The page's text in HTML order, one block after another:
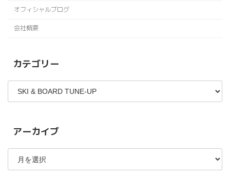
オフィシャルブログ
会社概要
カテゴリー
カ
ゴ
アーカイブ
ア
カ